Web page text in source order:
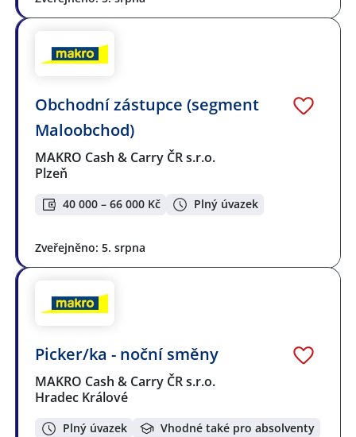
Obchodní zástupce (segment
Maloobchod)
MAKRO Cash & Carry ČR s.r.o.
Plzeň
40 000 – 66 000 Kč Plný úvazek
Zveřejněno: 5. srpna
Picker/ka - noční směny
MAKRO Cash & Carry ČR s.r.o.
Hradec Králové
Plný úvazek Vhodné také pro absolventy